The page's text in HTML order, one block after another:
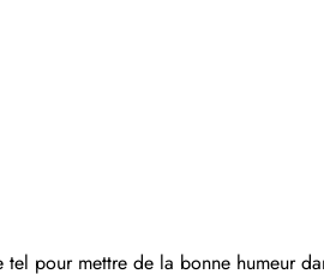
pour mettre de la bonne humeur